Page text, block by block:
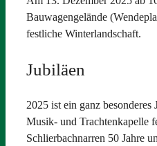
Bauwagengelände
festliche Winterlandschaft.
Jubiläen
2025 ist ein ganz
Musik- und Trachtenkapelle
Schlierbachnarren 50 Jahre